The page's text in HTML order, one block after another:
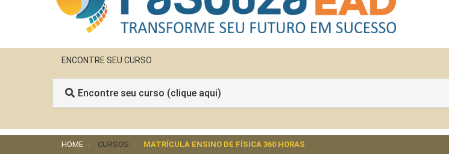
ENCONTRE SEU CURSO
Encontre seu curso (clique aqui)
HOME CURSOS MATRÍCULA ENSINO DE FÍSICA 360 HORAS